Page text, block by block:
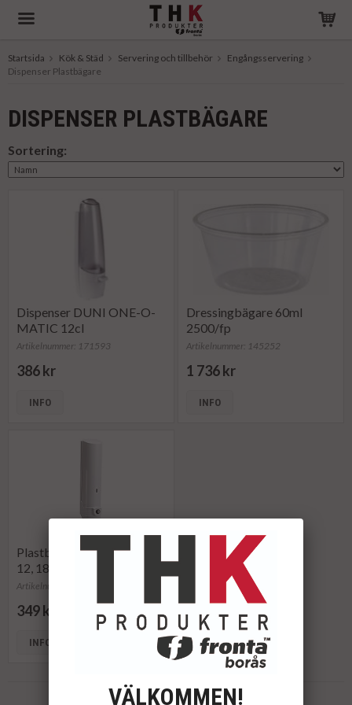
Produkten har blivit tillagd i varukorgen
Startsida Kök & Städ Servering och tillbehör
Engångsservering
Dispenser Plastbägare
DISPENSER PLASTBÄGARE
Sortering:
Dispenser DUNI ONE-O-
MATIC 12cl
Artikelnummer: 171593
386 kr
INFO
Dressingbägare 60ml
2500/fp
Artikelnummer: 145252
1 736 kr
INFO
Plastbägare- Dispenser för
12, 18, 21cl
Artikelnummer: 1431040
349 kr
INFO
VÄLKOMMEN!